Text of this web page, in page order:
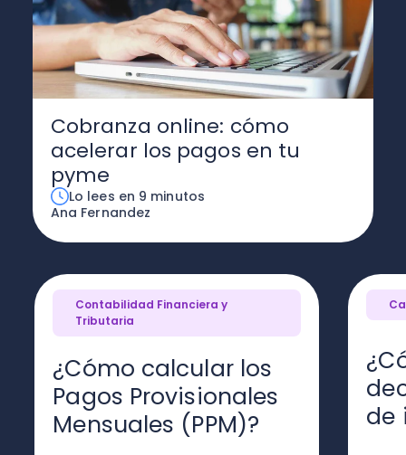
Cobranza online: cómo
acelerar los pagos en tu
pyme
Lo lees en 9 minutos
Ana Fernandez
Contabilidad Financiera y
Tributaria
¿Cómo calcular los
Pagos Provisionales
Mensuales (PPM)?
de